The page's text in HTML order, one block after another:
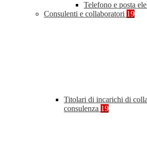
Telefono e posta
Consulenti e collaboratori 19
Titolari di incarichi di
consulenza 19